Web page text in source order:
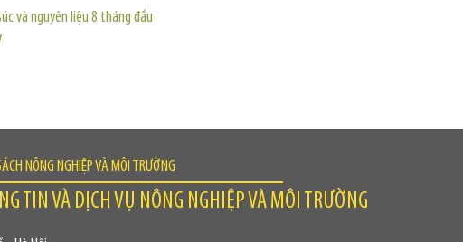
và nguyên liệu 8 tháng đầu
NÔNG NGHIỆP VÀ MÔI TRƯỜNG
TIN VÀ DỊCH VỤ NÔNG NGHIỆP VÀ MÔI TRƯỜNG